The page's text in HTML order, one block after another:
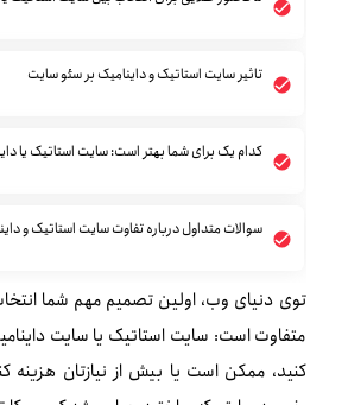
تاثیر سایت استاتیک و داینامیک بر سئو سایت
کدام یک برای شما بهتر است: سایت استاتیک یا
سوالات متداول درباره تفاوت سایت استاتیک و
توی دنیای وب، اولین تصمیم مهم شما
متفاوت است: سایت استاتیک یا سایت
کنید، ممکن است یا بیش از نیازتان هزینه